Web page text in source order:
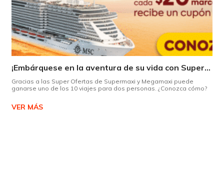
¡Embárquese en la aventura de su vida con Supermaxi!
Gracias a las Super Ofertas de Supermaxi y Megamaxi puede
ganarse uno de los 10 viajes para dos personas. ¿Conozca cómo?
VER MÁS